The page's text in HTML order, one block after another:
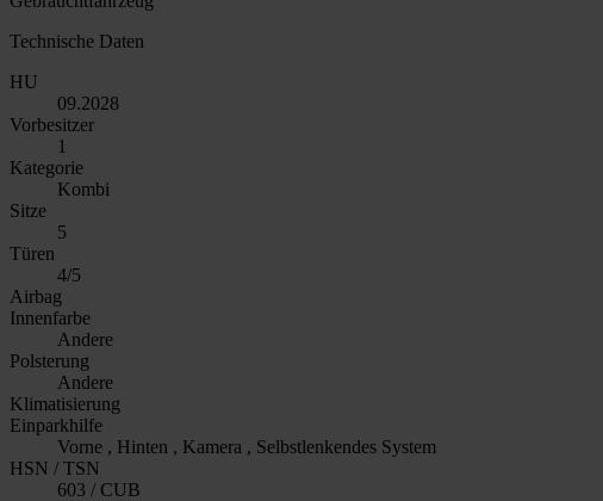
Technische Daten
HU
09.2028
Vorbesitzer
1
Kategorie
Kombi
Sitze
5
Türen
4/5
Airbag
Innenfarbe
Andere
Polsterung
Andere
Klimatisierung
Einparkhilfe
Vorne , Hinten , Kamera , Selbstlenkendes System
HSN / TSN
603 / CUB